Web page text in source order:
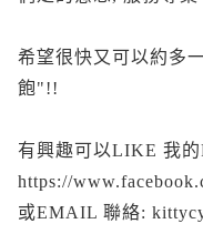
希望很快又可以約多
飽"!!
有興趣可以LIKE 我
https://
或EMAIL 聯絡: